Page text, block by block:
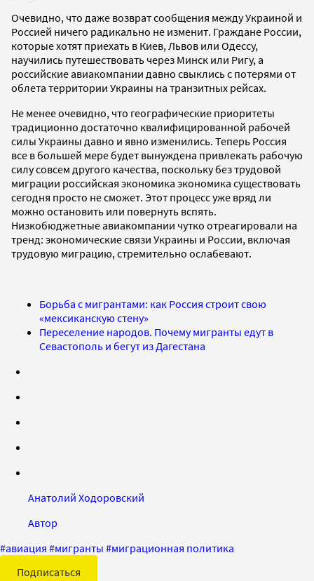
Очевидно, что даже возврат сообщения между Украиной и
Россией ничего радикально не изменит. Граждане России,
которые хотят приехать в Киев, Львов или Одессу,
научились путешествовать через Минск или Ригу, а
российские авиакомпании давно свыклись с потерями от
облета территории Украины на транзитных рейсах.
Не менее очевидно, что географические приоритеты
традиционно достаточно квалифицированной рабочей
силы Украины давно и явно изменились. Теперь Россия
все в большей мере будет вынуждена привлекать рабочую
силу совсем другого качества, поскольку без трудовой
миграции российская экономика экономика существовать
сегодня просто не сможет. Этот процесс уже вряд ли
можно остановить или повернуть вспять.
Низкобюджетные авиакомпании чутко отреагировали на
тренд: экономические связи Украины и России, включая
трудовую миграцию, стремительно ослабевают.
Борьба с мигрантами: как Россия строит свою
«мексиканскую стену»
Переселение народов. Почему мигранты едут в
Севастополь и бегут из Дагестана
Анатолий Ходоровский
Автор
#авиация #мигранты #миграционная политика
Подписаться